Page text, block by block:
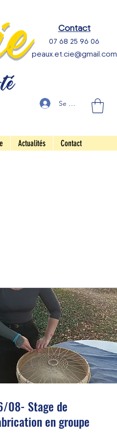
Contact
07 68 25 96 06
peaux.et.cie@gmail.com
Se connecter
Actualités Contact
08- Stage de
en groupe